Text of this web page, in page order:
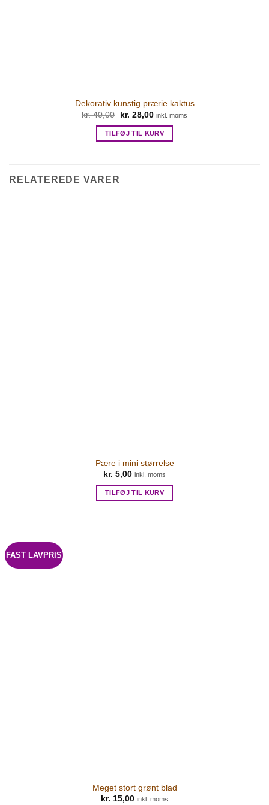
Dekorativ kunstig prærie kaktus
kr.40,00
Den
pris
var:
kr. 28,00Den
pris
er:
inkl. moms
TILFØJ TIL KURV
RELATEREDE VARER
Pære i mini størrelse
kr. 5,00 inkl. moms
TILFØJ TIL KURV
FAST LAVPRIS
Meget stort grønt blad
kr. 15,00 inkl. moms